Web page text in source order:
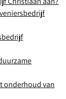
onderhoud van